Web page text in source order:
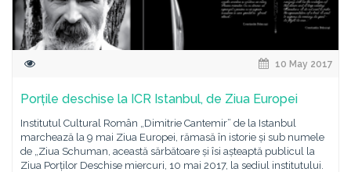
10 May 2017
Porțile deschise la ICR Istanbul, de Ziua Europei
Institutul Cultural Român „Dimitrie Cantemir” de la Istanbul
marchează la 9 mai Ziua Europei, rămasă în istorie și sub numele
de „Ziua Schuman, această sărbătoare și îsi așteaptă publicul la
Ziua Porților Deschise miercuri, 10 mai 2017, la sediul institutului.